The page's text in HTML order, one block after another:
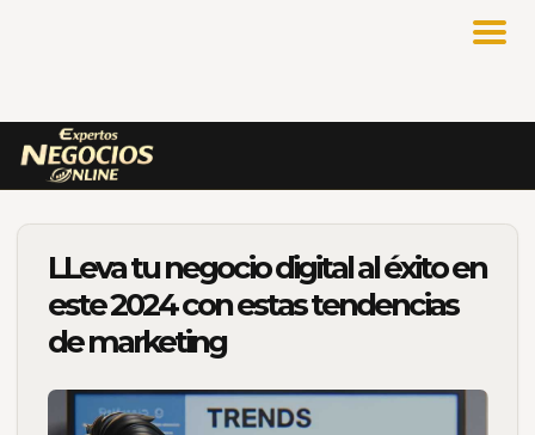
LLeva tu negocio digital al éxito en
este 2024 con estas tendencias
de marketing